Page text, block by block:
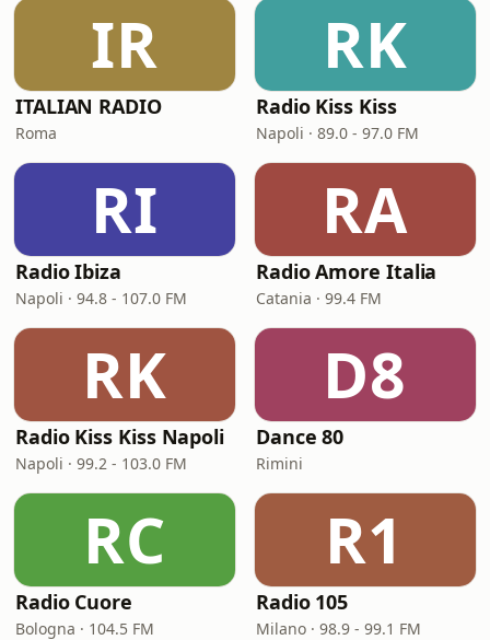
IR
ITALIAN RADIO
Roma
RK
Radio Kiss Kiss
Napoli · 89.0 - 97.0 FM
RI
Radio Ibiza
Napoli · 94.8 - 107.0 FM
RA
Radio Amore Italia
Catania · 99.4 FM
RK
Radio Kiss Kiss Napoli
Napoli · 99.2 - 103.0 FM
D8
Dance 80
Rimini
RC
Radio Cuore
Bologna · 104.5 FM
R1
Radio 105
Milano · 98.9 - 99.1 FM